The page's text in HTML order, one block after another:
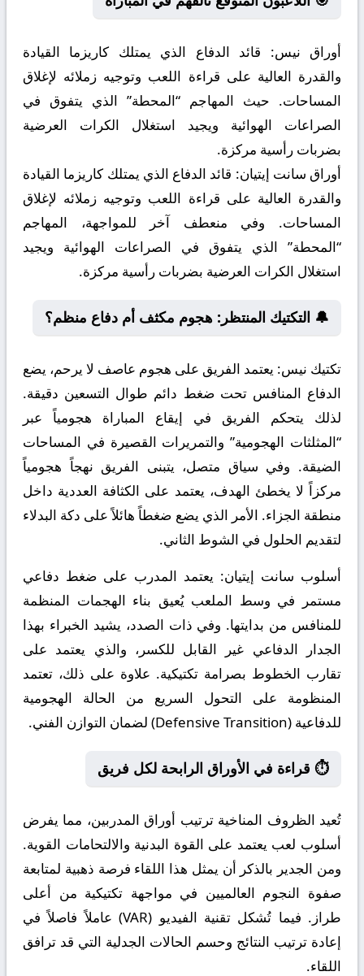
أوراق نيس: قائد الدفاع الذي يمتلك كاريزما القيادة
والقدرة العالية على قراءة اللعب وتوجيه زملائه لإغلاق
المساحات. حيث المهاجم “المحطة” الذي يتفوق في
الصراعات الهوائية ويجيد استغلال الكرات العرضية
بضربات رأسية مركزة.
أوراق سانت إيتيان: قائد الدفاع الذي يمتلك كاريزما القيادة
والقدرة العالية على قراءة اللعب وتوجيه زملائه لإغلاق
المساحات. وفي منعطف آخر للمواجهة، المهاجم
“المحطة” الذي يتفوق في الصراعات الهوائية ويجيد
استغلال الكرات العرضية بضربات رأسية مركزة.
🔔 التكتيك المنتظر: هجوم مكثف أم دفاع منظم؟
تكتيك نيس: يعتمد الفريق على هجوم عاصف لا يرحم، يضع
الدفاع المنافس تحت ضغط دائم طوال التسعين دقيقة.
لذلك يتحكم الفريق في إيقاع المباراة هجومياً عبر
“المثلثات الهجومية” والتمريرات القصيرة في المساحات
الضيقة. وفي سياق متصل، يتبنى الفريق نهجاً هجومياً
مركزاً لا يخطئ الهدف، يعتمد على الكثافة العددية داخل
منطقة الجزاء. الأمر الذي يضع ضغطاً هائلاً على دكة البدلاء
لتقديم الحلول في الشوط الثاني.
أسلوب سانت إيتيان: يعتمد المدرب على ضغط دفاعي
مستمر في وسط الملعب يُعيق بناء الهجمات المنظمة
للمنافس من بدايتها. وفي ذات الصدد، يشيد الخبراء بهذا
الجدار الدفاعي غير القابل للكسر، والذي يعتمد على
تقارب الخطوط بصرامة تكتيكية. علاوة على ذلك، تعتمد
المنظومة على التحول السريع من الحالة الهجومية
للدفاعية (Defensive Transition) لضمان التوازن الفني.
⏱️ قراءة في الأوراق الرابحة لكل فريق
تُعيد الظروف المناخية ترتيب أوراق المدربين، مما يفرض
أسلوب لعب يعتمد على القوة البدنية والالتحامات القوية.
ومن الجدير بالذكر أن يمثل هذا اللقاء فرصة ذهبية لمتابعة
صفوة النجوم العالميين في مواجهة تكتيكية من أعلى
طراز. فيما تُشكل تقنية الفيديو (VAR) عاملاً فاصلاً في
إعادة ترتيب النتائج وحسم الحالات الجدلية التي قد ترافق
اللقاء.